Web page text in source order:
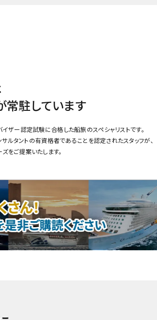
常駐しています
ザー認定試験に合格した船旅のスペシャリストです。
ルタントの有資格者であることを認定されたスタッフが、
をご提案いたします。